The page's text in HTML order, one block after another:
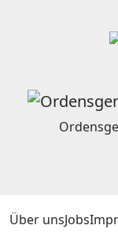
Über unsJobs